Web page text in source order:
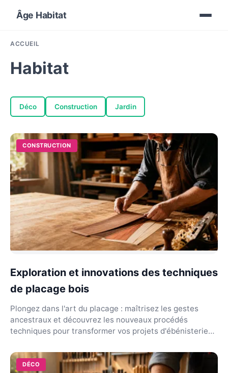
Âge Habitat
ACCUEIL
Habitat
Déco Construction Jardin
CONSTRUCTION
Exploration et innovations des techniques
de placage bois
Plongez dans l'art du placage : maîtrisez les gestes
ancestraux et découvrez les nouveaux procédés
techniques pour transformer vos projets d'ébénisterie
DÉCO